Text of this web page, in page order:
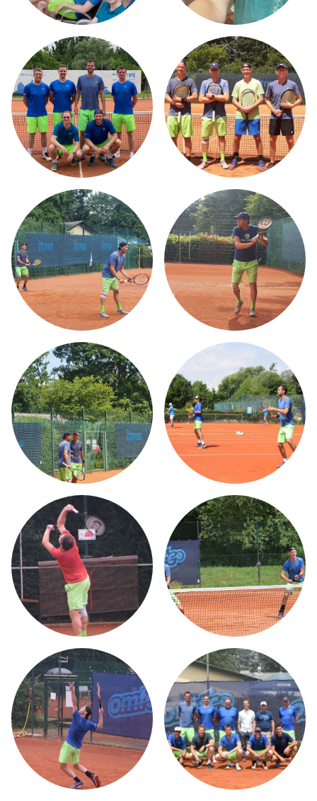
ÜBER MICH
TMBW CAMPUS
LEISTUNGSSPEKTRUM
MW STRINGING SERVICE
AKTUELLES
TENNISTRAINING